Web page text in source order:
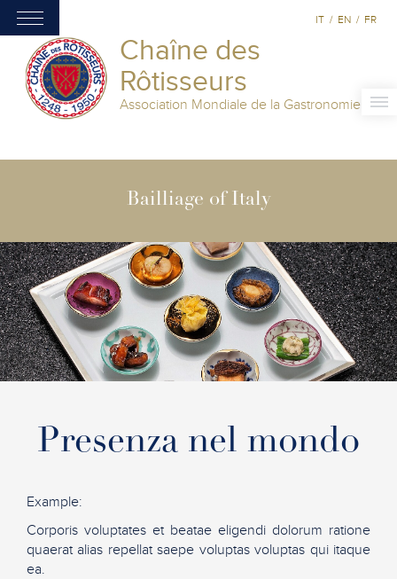
Chaîne des
Rôtisseurs
Association Mondiale de la Gastronomie
IT / EN / FR
Bailliage of Italy
Presenza nel mondo
Example:
Corporis voluptates et beatae eligendi dolorum ratione
quaerat alias repellat saepe voluptas voluptas qui itaque
ea.